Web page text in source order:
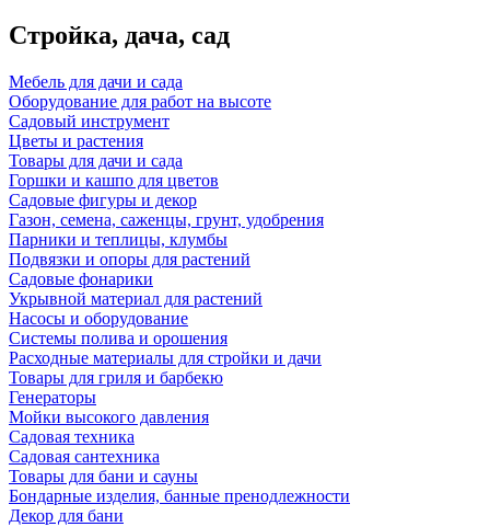
Стройка, дача, сад
Мебель для дачи и сада
Оборудование для работ на высоте
Садовый инструмент
Цветы и растения
Товары для дачи и сада
Горшки и кашпо для цветов
Садовые фигуры и декор
Газон, семена, саженцы, грунт, удобрения
Парники и теплицы, клумбы
Подвязки и опоры для растений
Садовые фонарики
Укрывной материал для растений
Насосы и оборудование
Системы полива и орошения
Расходные материалы для стройки и дачи
Товары для гриля и барбекю
Генераторы
Мойки высокого давления
Садовая техника
Садовая сантехника
Товары для бани и сауны
Бондарные изделия, банные пренодлежности
Декор для бани